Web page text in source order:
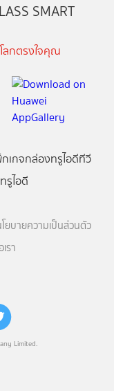
Limited.
SMART
ลกตรงใจคุณ
เกจกล่องทรูไอดีทีวี
รูไอดี
ยบายความเป็นส่วนตัว
รา